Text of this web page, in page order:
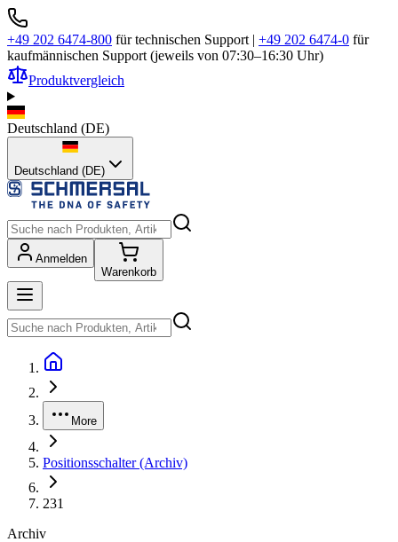
+49 202 6474-800 für technischen Support | +49 202 6474-0 für
kaufmännischen Support (jeweils von 07:30–16:30 Uhr)
Produktvergleich
Deutschland (DE)
Deutschland (DE)
Anmelden
Warenkorb
More
Positionsschalter (Archiv)
231
Archiv